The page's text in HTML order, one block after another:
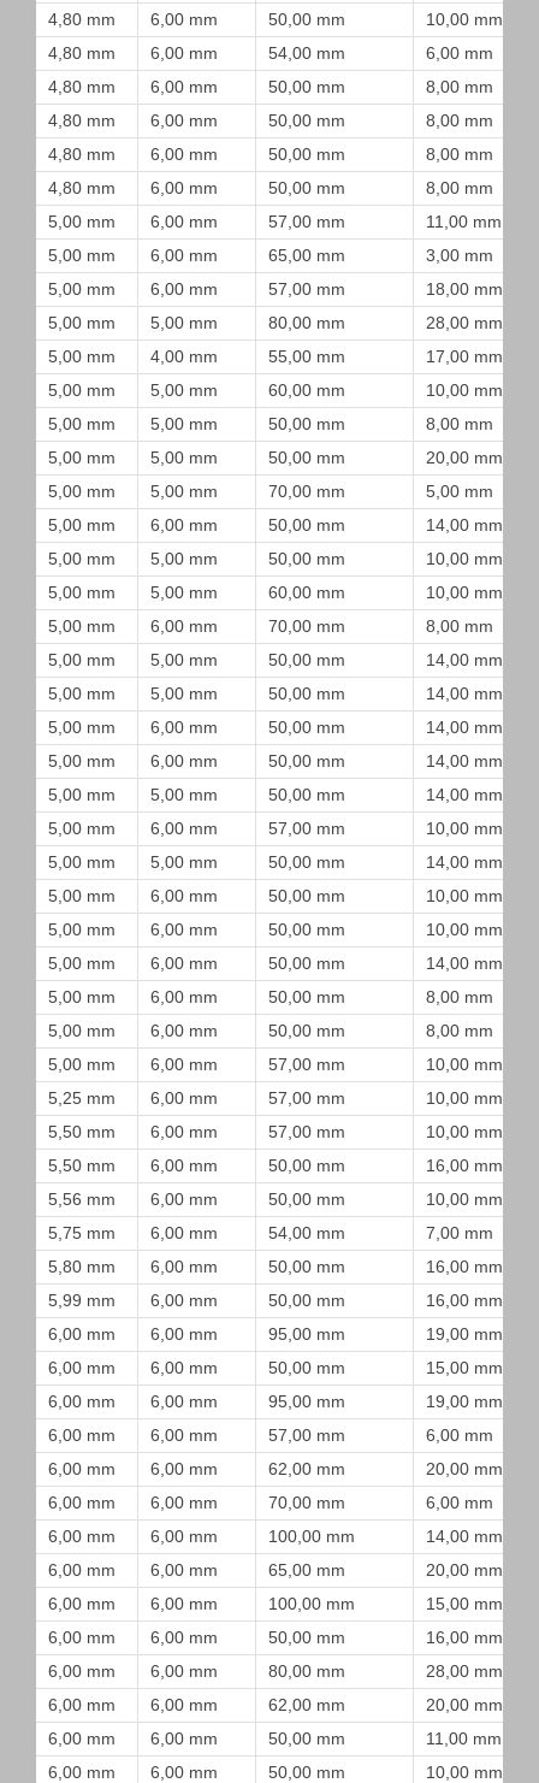
4,80 mm
6,00 mm 50,00 mm
10,00 mm
4,80 mm
6,00 mm 54,00 mm
6,00 mm
4,80 mm
6,00 mm 50,00 mm
8,00 mm
4,80 mm
6,00 mm 50,00 mm
8,00 mm
4,80 mm
6,00 mm 50,00 mm
8,00 mm
4,80 mm
6,00 mm 50,00 mm
8,00 mm
5,00 mm
6,00 mm 57,00 mm
11,00 mm
5,00 mm
6,00 mm 65,00 mm
3,00 mm
5,00 mm
6,00 mm 57,00 mm
18,00 mm
5,00 mm
5,00 mm 80,00 mm
28,00 mm
5,00 mm
4,00 mm 55,00 mm
17,00 mm
5,00 mm
5,00 mm 60,00 mm
10,00 mm
5,00 mm
5,00 mm 50,00 mm
8,00 mm
5,00 mm
5,00 mm 50,00 mm
20,00 mm
5,00 mm
5,00 mm 70,00 mm
5,00 mm
5,00 mm
6,00 mm 50,00 mm
14,00 mm
5,00 mm
5,00 mm 50,00 mm
10,00 mm
5,00 mm
5,00 mm 60,00 mm
10,00 mm
5,00 mm
6,00 mm 70,00 mm
8,00 mm
5,00 mm
5,00 mm 50,00 mm
14,00 mm
5,00 mm
5,00 mm 50,00 mm
14,00 mm
5,00 mm
6,00 mm 50,00 mm
14,00 mm
5,00 mm
6,00 mm 50,00 mm
14,00 mm
5,00 mm
5,00 mm 50,00 mm
14,00 mm
5,00 mm
6,00 mm 57,00 mm
10,00 mm
5,00 mm
5,00 mm 50,00 mm
14,00 mm
5,00 mm
6,00 mm 50,00 mm
10,00 mm
5,00 mm
6,00 mm 50,00 mm
10,00 mm
5,00 mm
6,00 mm 50,00 mm
14,00 mm
5,00 mm
6,00 mm 50,00 mm
8,00 mm
5,00 mm
6,00 mm 50,00 mm
8,00 mm
5,00 mm
6,00 mm 57,00 mm
10,00 mm
5,25 mm
6,00 mm 57,00 mm
10,00 mm
5,50 mm
6,00 mm 57,00 mm
10,00 mm
5,50 mm
6,00 mm 50,00 mm
16,00 mm
5,56 mm
6,00 mm 50,00 mm
10,00 mm
5,75 mm
6,00 mm 54,00 mm
7,00 mm
5,80 mm
6,00 mm 50,00 mm
16,00 mm
5,99 mm
6,00 mm 50,00 mm
16,00 mm
6,00 mm
6,00 mm 95,00 mm
19,00 mm
6,00 mm
6,00 mm 50,00 mm
15,00 mm
6,00 mm
6,00 mm 95,00 mm
19,00 mm
6,00 mm
6,00 mm 57,00 mm
6,00 mm
6,00 mm
6,00 mm 62,00 mm
20,00 mm
6,00 mm
6,00 mm 70,00 mm
6,00 mm
6,00 mm
6,00 mm 100,00 mm
14,00 mm
6,00 mm
6,00 mm 65,00 mm
20,00 mm
6,00 mm
6,00 mm 100,00 mm
15,00 mm
6,00 mm
6,00 mm 50,00 mm
16,00 mm
6,00 mm
6,00 mm 80,00 mm
28,00 mm
6,00 mm
6,00 mm 62,00 mm
20,00 mm
6,00 mm
6,00 mm 50,00 mm
11,00 mm
6,00 mm
6,00 mm 50,00 mm
10,00 mm